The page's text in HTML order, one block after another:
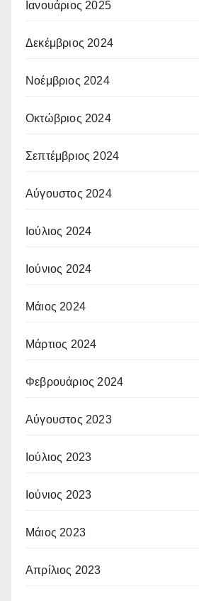
Ιανουάριος 2025
Δεκέμβριος 2024
Νοέμβριος 2024
Οκτώβριος 2024
Σεπτέμβριος 2024
Αύγουστος 2024
Ιούλιος 2024
Ιούνιος 2024
Μάιος 2024
Μάρτιος 2024
Φεβρουάριος 2024
Αύγουστος 2023
Ιούλιος 2023
Ιούνιος 2023
Μάιος 2023
Απρίλιος 2023